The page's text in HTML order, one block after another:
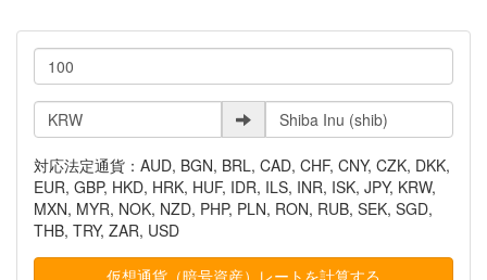
対応法定通貨：AUD, BGN, BRL, CAD, CHF, CNY, CZK, DKK,
EUR, GBP, HKD, HRK, HUF, IDR, ILS, INR, ISK, JPY, KRW,
MXN, MYR, NOK, NZD, PHP, PLN, RON, RUB, SEK, SGD,
THB, TRY, ZAR, USD